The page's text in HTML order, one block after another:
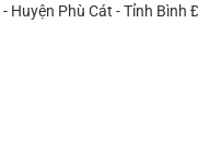
- Huyện Phù Cát - Tỉnh Bình